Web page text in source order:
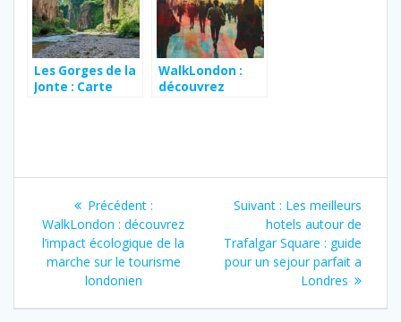
Les Gorges de la
Jonte : Carte
WalkLondon :
découvrez
Navigation
de
l’article
Précédent :Article
précédent
:
WalkLondon : découvrez
l’impact écologique de la
marche sur le tourisme
londonien
Suivant : Article
suivant
:
Les meilleurs
hotels autour de
Trafalgar Square : guide
pour un sejour parfait a
Londres